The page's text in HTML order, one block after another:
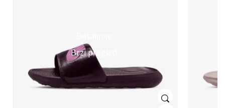
Brzi pregled